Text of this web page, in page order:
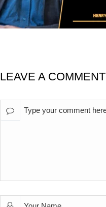
LEAVE A COMMENT